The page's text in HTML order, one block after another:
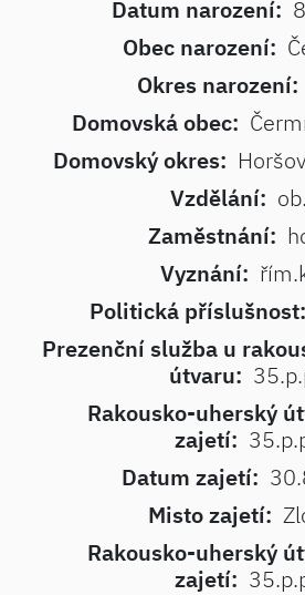
Datum narození:
Obec narození:
Okres narození:
Domovská obec:
Domovský okres:
Vzdělání:
Zaměstnání:
Vyznání:
Politická příslušnost:
Prezenční služba u
útvaru:
Rakousko-uherský
zajetí:
Datum zajetí:
Misto zajetí:
Rakousko-uherský
zajetí: